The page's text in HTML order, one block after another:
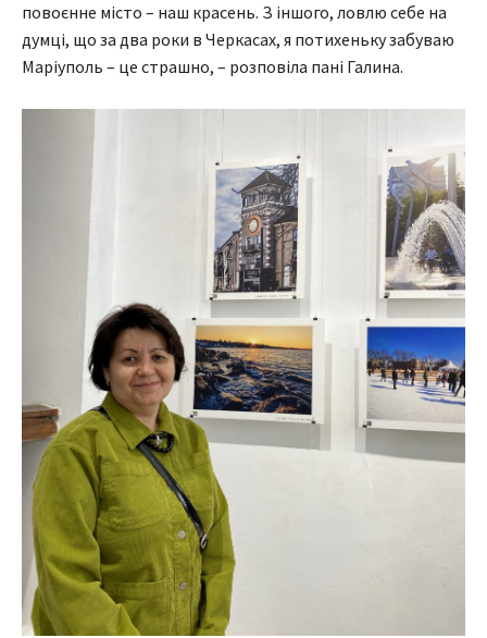
повоєнне місто – наш красень. З іншого, ловлю себе на
думці, що за два роки в Черкасах, я потихеньку забуваю
Маріуполь – це страшно, – розповіла пані Галина.